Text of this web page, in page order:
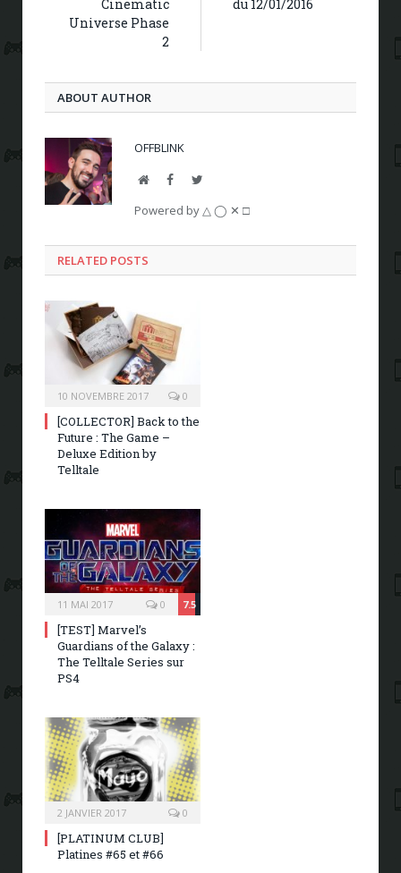
Cinematic
Universe Phase
2
du 12/01/2016
ABOUT AUTHOR
OFFBLINK
WebsiteFacebookTwitter
Powered by △ ◯ ✕ □
RELATED POSTS
10 NOVEMBRE 2017 0
[COLLECTOR] Back to the
Future : The Game –
Deluxe Edition by
Telltale
11 MAI 2017 7.5
0
[TEST] Marvel’s
Guardians of the Galaxy :
The Telltale Series sur
PS4
2 JANVIER 2017 0
[PLATINUM CLUB]
Platines #65 et #66